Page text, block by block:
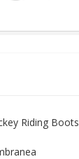
Riding Boots